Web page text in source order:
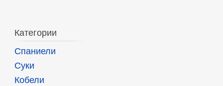
Категории
Спаниели
Суки
Кобели